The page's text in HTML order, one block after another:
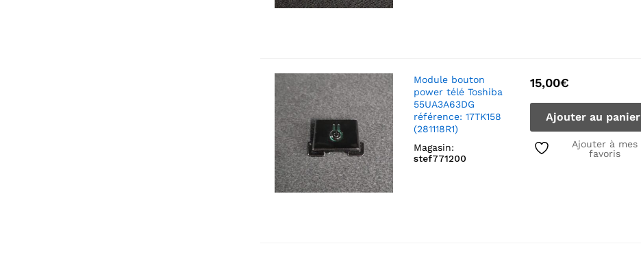
Module bouton
power télé Toshiba
55UA3A63DG
référence: 17TK158
(281118R1)
Magasin:
stef771200
15,00€
Ajouter au panier
Ajouter à mes
favoris